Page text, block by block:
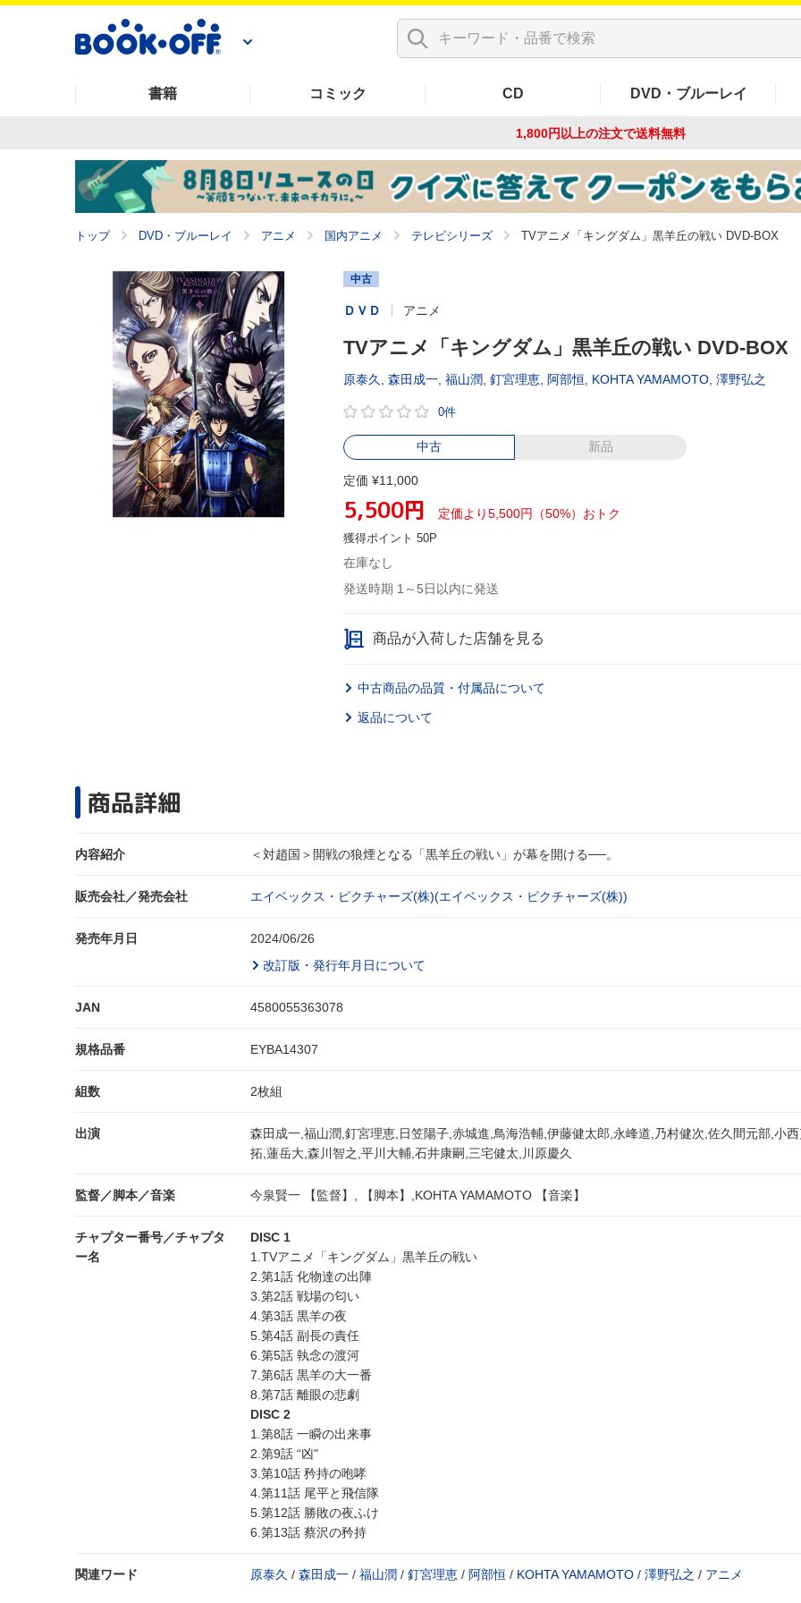
書籍 コミック CD DVD・ブルーレイ
1,800円以上の注文で送料無料
トップ DVD・ブルーレイ アニメ 国内アニメ テレビシリーズ TVアニメ「キングダム」黒羊丘の戦い DVD-BOX
中古
ＤＶＤ アニメ
TVアニメ「キングダム」黒羊丘の戦い DVD-BOX
原泰久 森田成一, 福山潤 釘宮理恵, 阿部恒 KOHTA YAMAMOTO, 澤野弘之
0件
中古 新品
定価 ¥11,000
5,500円 定価より5,500円（50%）おトク
獲得ポイント 50P
在庫なし
発送時期 1～5日以内に発送
商品が入荷した店舗を見る
中古商品の品質・付属品について
返品について
商品詳細
内容紹介 ＜対趙国＞開戦の狼煙となる「黒羊丘の戦い」が幕を開ける──。
販売会社／発売会社 エイベックス・ピクチャーズ(株)(エイベックス・ピクチャーズ(株))
発売年月日
2024/06/26
改訂版・発行年月日について
JAN 4580055363078
規格品番 EYBA14307
組数 2枚組
出演
森田成一,福山潤,釘宮理恵,日笠陽子,赤城進,鳥海浩輔,伊藤健太郎,永峰道,乃村健次,佐久間元部,小
拓,蓮岳大,森川智之,平川大輔,石井康嗣,三宅健太,川原慶久
監督／脚本／音楽 今泉賢一 【監督】, 【脚本】,KOHTA YAMAMOTO 【音楽】
チャプター番号／チャプタ
ー名
DISC 1
1.TVアニメ「キングダム」黒羊丘の戦い
2.第1話 化物達の出陣
3.第2話 戦場の匂い
4.第3話 黒羊の夜
5.第4話 副長の責任
6.第5話 執念の渡河
7.第6話 黒羊の大一番
8.第7話 離眼の悲劇
DISC 2
1.第8話 一瞬の出来事
2.第9話 “凶"
3.第10話 矜持の咆哮
4.第11話 尾平と飛信隊
5.第12話 勝敗の夜ふけ
6.第13話 蔡沢の矜持
関連ワード 原泰久 / 森田成一 / 福山潤 / 釘宮理恵 / 阿部恒 / KOHTA YAMAMOTO / 澤野弘之 / アニメ